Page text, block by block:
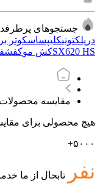
جستجوهای
دریلکتونیکلیپساسکوتر
SX620 HSکش موکفش
مقایسه محصولات
هیچ محصولی برای
۵۰۰۰+
نفر تابحال از ما